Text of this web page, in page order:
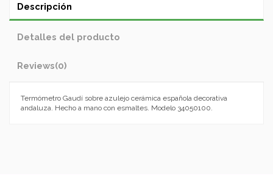
Descripción
Detalles del producto
Reviews(0)
Termómetro Gaudí sobre azulejo cerámica española decorativa
andaluza. Hecho a mano con esmaltes. Modelo 34050100.